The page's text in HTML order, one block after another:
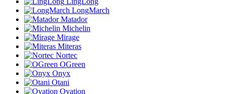
LongMarch
Matador
Michelin
Mirage
Miteras
Nortec
OGreen
Onyx
Otani
Ovation